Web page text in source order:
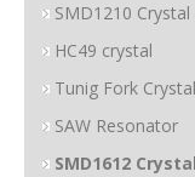
SMD1210 Crystal
HC49 crystal
Tunig Fork
SAW Resonator
SMD1612